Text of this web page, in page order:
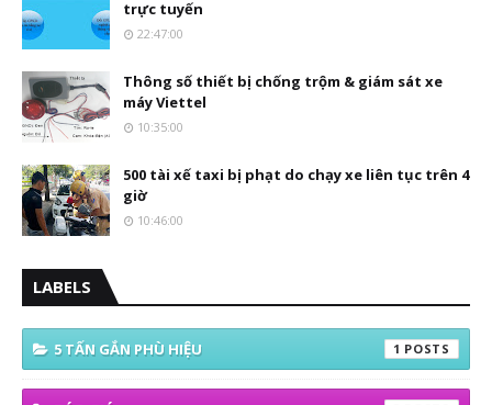
trực tuyến
22:47:00
Thông số thiết bị chống trộm & giám sát xe
máy Viettel
10:35:00
500 tài xế taxi bị phạt do chạy xe liên tục trên 4
giờ
10:46:00
LABELS
5 TẤN GẮN PHÙ HIỆU 1